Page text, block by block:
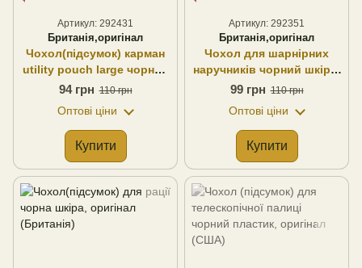
Артикул: 292431
Британія,оригінал
Чохол(підсумок) карман
utility pouch large чорний
текстиль, оригінал
94 грн 110 грн
Оптові ціни
Купити
Артикул: 292351
Британія,оригінал
Чохол для шарнірних
наручників чорний шкіра,
оригінал (Британія)
99 грн 110 грн
Оптові ціни
Купити